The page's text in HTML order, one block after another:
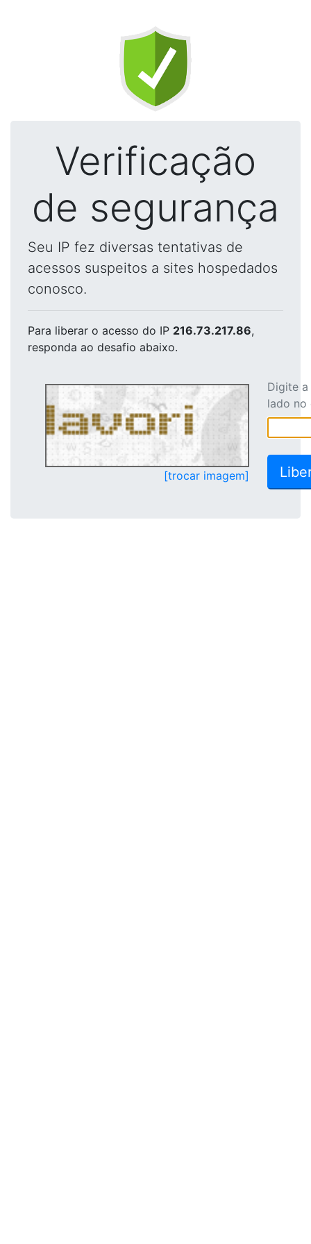
Verificação
de segurança
Seu IP fez diversas tentativas de
acessos suspeitos a sites hospedados
conosco.
Para liberar o acesso do IP 216.73.217.86,
responda ao desafio abaixo.
[trocar imagem]
Digite
lado no